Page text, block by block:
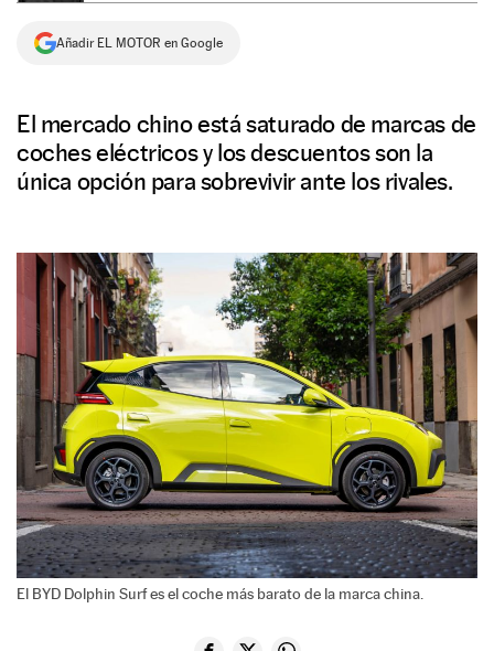
Añadir EL MOTOR en Google
El mercado chino está saturado de marcas de
coches eléctricos y los descuentos son la
única opción para sobrevivir ante los rivales.
El BYD Dolphin Surf es el coche más barato de la marca china.